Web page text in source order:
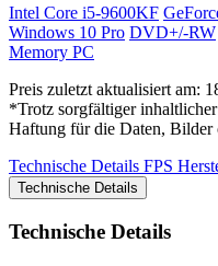
Intel Core i5-9600KF
Windows 10 Pro DVD+/-RW
Memory PC
Preis zuletzt aktualisiert am:
*Trotz sorgfältiger
Haftung für die Daten, Bilder
Technische Details FPS
Technische Details
Technische Details